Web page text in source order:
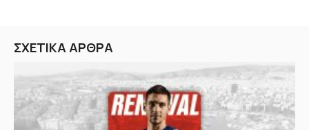
ΣΧΕΤΙΚΑ ΑΡΘΡΑ